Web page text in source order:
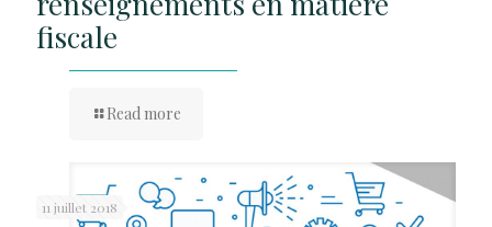
fiscale
Read more
11 juillet 2018